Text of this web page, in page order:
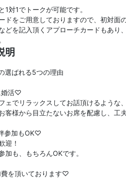
1対1でトークが可能です。
ドをご用意しておりますので、初対
どを記入頂くアプローチカードもあ
明
選ばれる5つの理由
活♡
ェでリラックスしてお話頂けるような
客様から目立たないお席を配慮し、工
参加もOK♡
迎！
加も、もちろんOKです。
を頂いております♡